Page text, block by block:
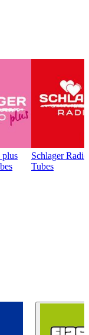
plus
Schlager
Tubes